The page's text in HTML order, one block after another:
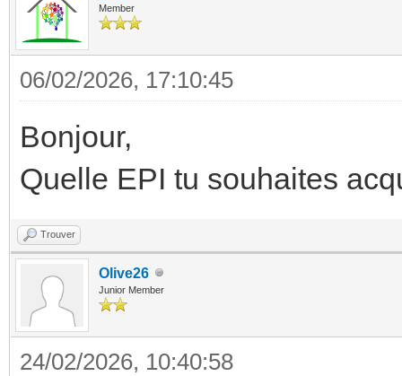
Member
06/02/2026, 17:10:45
Bonjour,
Quelle EPI tu souhaites
Trouver
Olive26
Junior Member
24/02/2026, 10:40:58